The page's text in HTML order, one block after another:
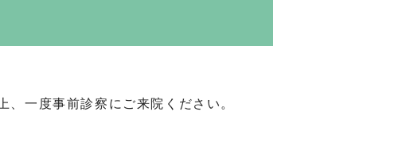
一度事前診察にご来院ください。